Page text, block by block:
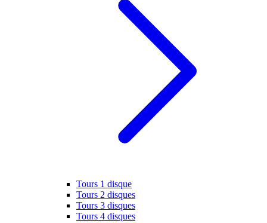
Tours 1 disque
Tours 2 disques
Tours 3 disques
Tours 4 disques